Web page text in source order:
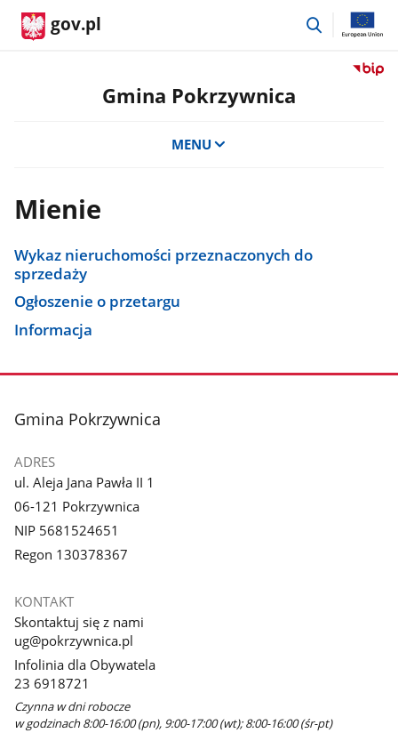
gov.pl
przejdź
Przejdź
Gmina Pokrzywnica
MENU
Mienie
Wykaz nieruchomości przeznaczonych do
sprzedaży
Ogłoszenie o przetargu
Informacja
stopka
Gmina Pokrzywnica
ADRES
ul. Aleja Jana Pawła II 1
06-121 Pokrzywnica
NIP 5681524651
Regon 130378367
KONTAKT
Skontaktuj się z nami
ug@pokrzywnica.pl
Infolinia dla Obywatela
23 6918721
Czynna w dni robocze
w godzinach 8:00-16:00 (pn), 9:00-17:00 (wt); 8:00-16:00 (śr-pt)